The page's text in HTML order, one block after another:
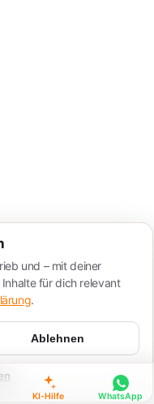
KI-Hilfe WhatsApp
und – mit deiner
für dich relevant
.
Ablehnen